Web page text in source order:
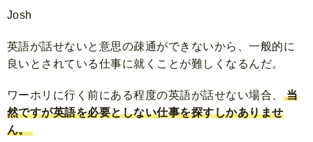
Josh
英語が話せないと意思の疎通ができないから、一般的に
良いとされている仕事に就くことが難しくなるんだ。
ワーホリに行く前にある程度の英語が話せない場合、
当
然ですが英語を必要としない仕事を探すしかありませ
ん。